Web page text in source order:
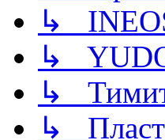
↳
↳
↳
↳